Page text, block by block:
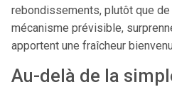
rebondissements, plutôt que
mécanisme prévisible,
apportent une fraîcheur
Au-delà de la